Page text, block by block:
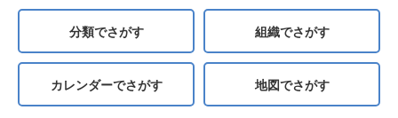
分類でさがす 組織でさがす
カレンダーでさがす 地図でさがす